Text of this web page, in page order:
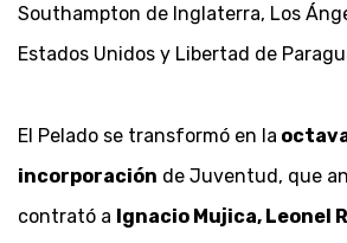
Southampton de Inglaterra, Los
Estados Unidos y Libertad de
El Pelado se transformó en la
incorporación de Juventud, que
contrató a Ignacio Mujica, Leonel